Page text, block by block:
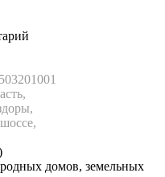
домов, земельных